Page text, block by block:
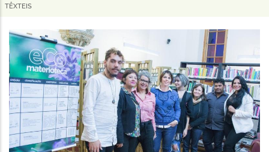
de
navegação
TÊXTEIS